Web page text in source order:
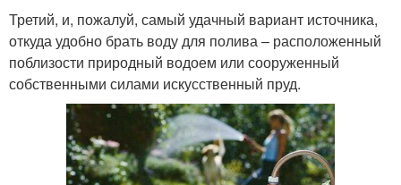
Третий, и, пожалуй, самый удачный вариант источника,
откуда удобно брать воду для полива – расположенный
поблизости природный водоем или сооруженный
собственными силами искусственный пруд.